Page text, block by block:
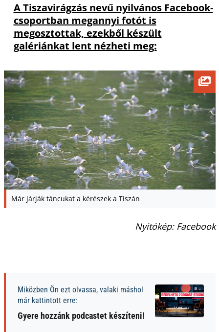
A Tiszavirágzás nevű nyilvános Facebook-
csoportban megannyi fotót is
megosztottak, ezekből készült
galériánkat lent nézheti meg:
Már járják táncukat a kérészek a Tiszán
Nyitókép: Facebook
Miközben Ön ezt olvassa, valaki máshol
már kattintott erre:
Gyere hozzánk podcastet készíteni!